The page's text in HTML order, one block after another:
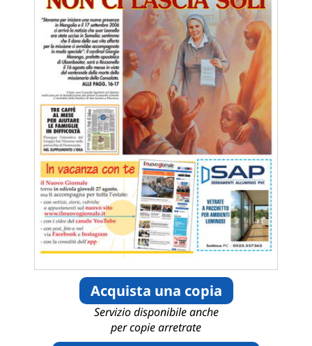
Acquista una copia
Servizio disponibile anche
per copie arretrate